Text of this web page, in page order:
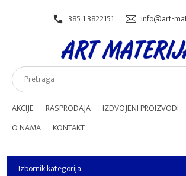
Izbornik kategorija
Izbornik kategorija
385 1 3822151 info@art-
AKCIJE RASPRODAJA IZDVOJENI PROIZVODI
O NAMA
KONTAKT